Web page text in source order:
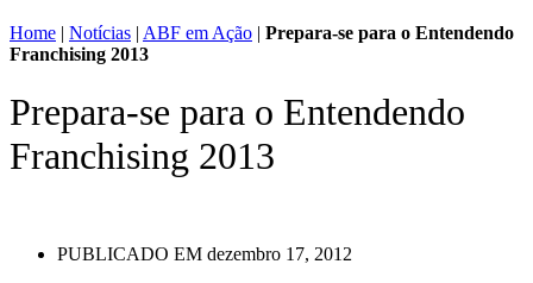
Home | Notícias | ABF em Ação | Prepara-se para o Entendendo
Franchising 2013
Prepara-se para o Entendendo
Franchising 2013
PUBLICADO EM dezembro 17, 2012